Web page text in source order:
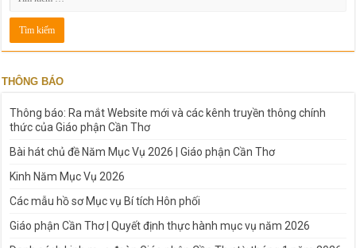
THÔNG BÁO
Thông báo: Ra mắt Website mới và các kênh truyền thông chính
thức của Giáo phận Cần Thơ
Bài hát chủ đề Năm Mục Vụ 2026 | Giáo phận Cần Thơ
Kinh Năm Mục Vụ 2026
Các mẫu hồ sơ Mục vụ Bí tích Hôn phối
Giáo phận Cần Thơ | Quyết định thực hành mục vụ năm 2026